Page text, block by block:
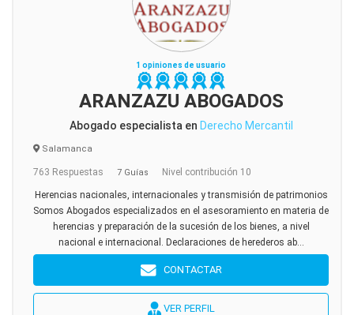
1 opiniones de usuario
ARANZAZU ABOGADOS
Abogado especialista en Derecho Mercantil
Salamanca
763 Respuestas 7 Guías Nivel contribución 10
Herencias nacionales, internacionales y transmisión de patrimonios
Somos Abogados especializados en el asesoramiento en materia de
herencias y preparación de la sucesión de los bienes, a nivel
nacional e internacional. Declaraciones de herederos ab...
CONTACTAR
VER PERFIL